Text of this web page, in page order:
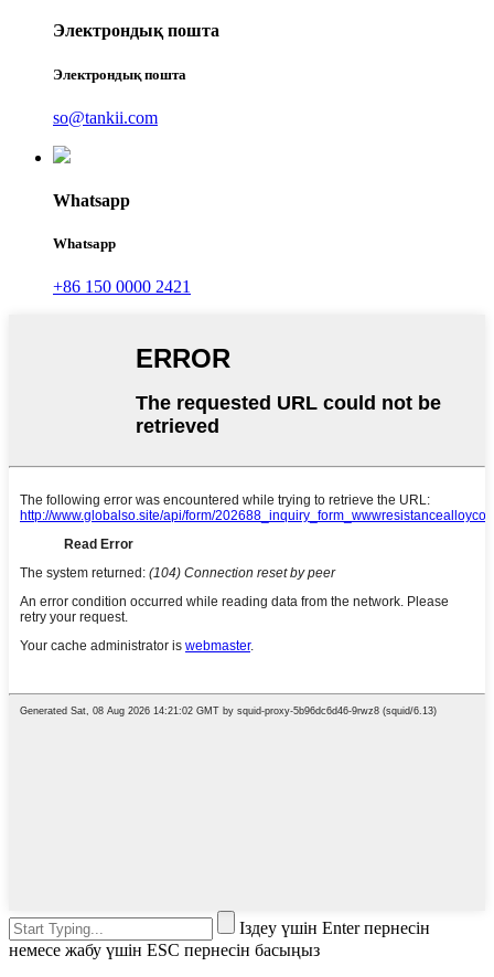
Электрондық пошта
Электрондық пошта
so@tankii.com
Whatsapp
Whatsapp
+86 150 0000 2421
Іздеу үшін Enter пернесін
немесе жабу үшін ESC пернесін басыңыз